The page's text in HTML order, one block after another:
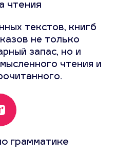
чтения
текстов, книгб
не только
запас, но и
чтения и
грамматике